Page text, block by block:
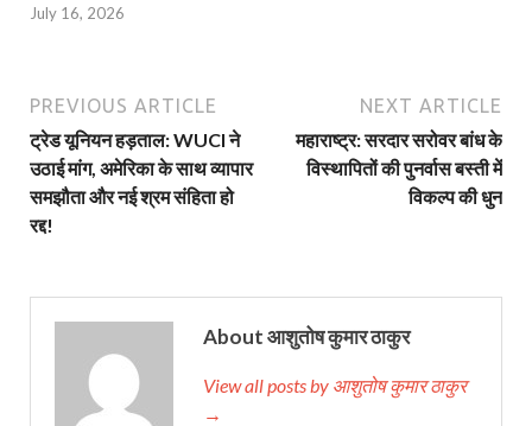
July 16, 2026
PREVIOUS ARTICLE
ट्रेड यूनियन हड़ताल: WUCI ने
उठाई मांग, अमेरिका के साथ व्यापार
समझौता और नई श्रम संहिता हो
रद्द!
NEXT ARTICLE
महाराष्ट्र: सरदार सरोवर बांध के
विस्थापितों की पुनर्वास बस्ती में
विकल्प की धुन
About आशुतोष कुमार ठाकुर
View all posts by आशुतोष कुमार ठाकुर
→